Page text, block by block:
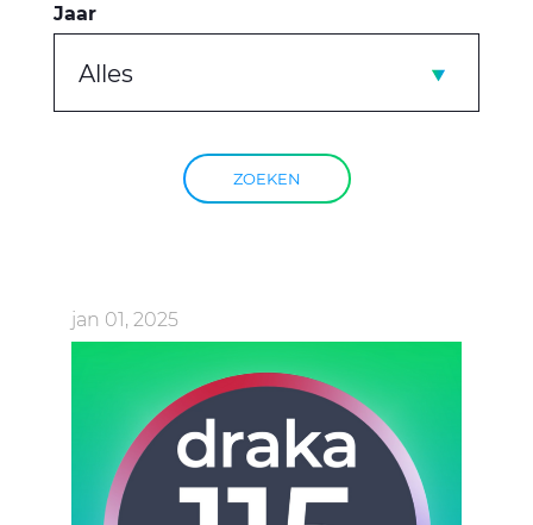
Jaar
Alles
ZOEKEN
jan 01, 2025